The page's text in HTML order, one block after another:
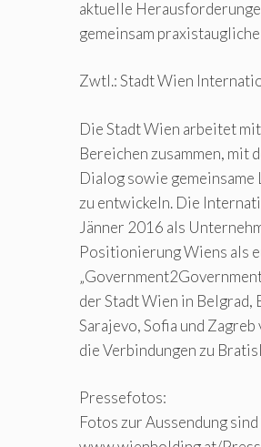
aktuelle
gemeinsam
Zwtl.: Stadt Wien
Die Stadt Wien arbeitet
Bereichen zusammen, mit
Dialog sowie
zu entwickeln. Die
Jänner 2016 als
Positionierung Wiens als
der Stadt Wien in Belgrad,
Sarajevo, Sofia und
die Verbindungen zu
Pressefotos:
Fotos zur Aussendung